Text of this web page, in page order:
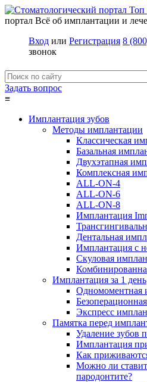
портал Всё об имплантации и
Вход или Регистрация 8
звонок
Задать вопрос
≡
Имплантация зубов
Методы имплантации
Классическая
Базальная
Двухэтапная
Комплексная
ALL-ON-4
ALL-ON-6
ALL-ON-8
Имплантация
Дентальная
Имплантация с
Скуловая
Имплантация за 1 день
Одномоментная
Экспресс
Памятка перед
Удаление зубов
Имплантация
Как
Можно ли
пародонтите?